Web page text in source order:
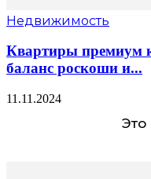
Недвижимость
Квартиры премиум
баланс роскоши и...
11.11.2024
Это